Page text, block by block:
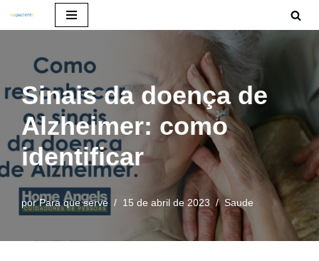
conteúdo
Sinais da doença de
Alzheimer: como
identificar
porPara que serve 15 de abril de 2023 Saude